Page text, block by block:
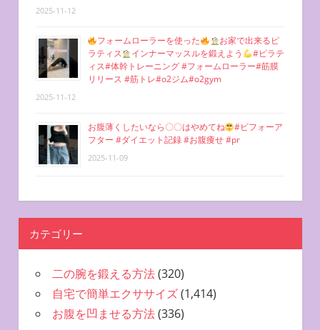
2025-11-12
フォームローラーを使った
お家で出来るピ
ラティス
インナーマッスルを鍛えよう
#ピラテ
ィス#体幹トレーニング #フォームローラー#筋膜
リリース #筋トレ#o2ジム#o2gym
2025-11-12
お腹薄くしたいなら〇〇はやめてね
#ビフォーア
フター #ダイエット記録 #お腹痩せ #pr
2025-11-09
カテゴリー
二の腕を鍛える方法(320)
自宅で簡単エクササイズ(1,414)
お腹を凹ませる方法(336)